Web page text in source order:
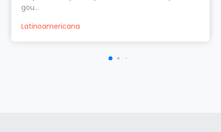
gou...
Latinoamericana